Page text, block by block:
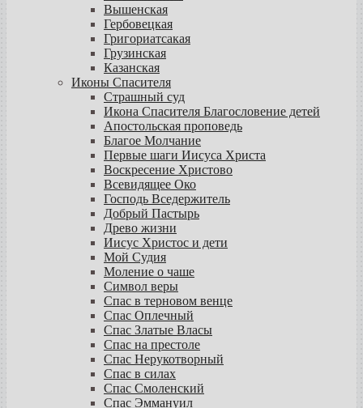
Вышенская
Гербовецкая
Григориатсакая
Грузинская
Казанская
Иконы Спасителя
Страшный суд
Икона Спасителя Благословение детей
Апостольская проповедь
Благое Молчание
Первые шаги Иисуса Христа
Воскресение Христово
Всевидящее Око
Господь Вседержитель
Добрый Пастырь
Древо жизни
Иисус Христос и дети
Мой Судия
Моление о чаше
Символ веры
Спас в терновом венце
Спас Оплечный
Спас Златые Власы
Спас на престоле
Спас Нерукотворный
Спас в силах
Спас Смоленский
Спас Эммануил